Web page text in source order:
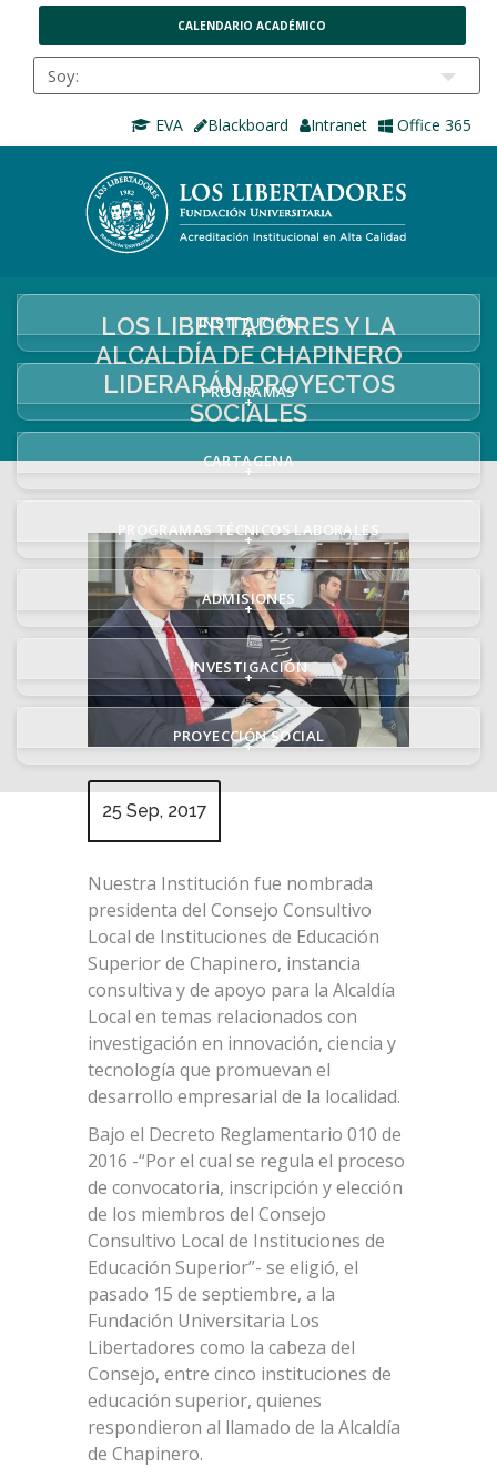
CALENDARIO ACADÉMICO
EVA Blackboard Intranet Office 365
INSTITUCIÓN
+
PROGRAMAS
+
CARTAGENA
+
PROGRAMAS TÉCNICOS LABORALES
+
ADMISIONES
+
INVESTIGACIÓN
+
PROYECCIÓN SOCIAL
+
LOS LIBERTADORES Y LA
ALCALDÍA DE CHAPINERO
LIDERARÁN PROYECTOS
SOCIALES
25 Sep, 2017
Nuestra Institución fue nombrada
presidenta del Consejo Consultivo
Local de Instituciones de Educación
Superior de Chapinero, instancia
consultiva y de apoyo para la Alcaldía
Local en temas relacionados con
investigación en innovación, ciencia y
tecnología que promuevan el
desarrollo empresarial de la localidad.
Bajo el Decreto Reglamentario 010 de
2016 -“Por el cual se regula el proceso
de convocatoria, inscripción y elección
de los miembros del Consejo
Consultivo Local de Instituciones de
Educación Superior”- se eligió, el
pasado 15 de septiembre, a la
Fundación Universitaria Los
Libertadores como la cabeza del
Consejo, entre cinco instituciones de
educación superior, quienes
respondieron al llamado de la Alcaldía
de Chapinero.